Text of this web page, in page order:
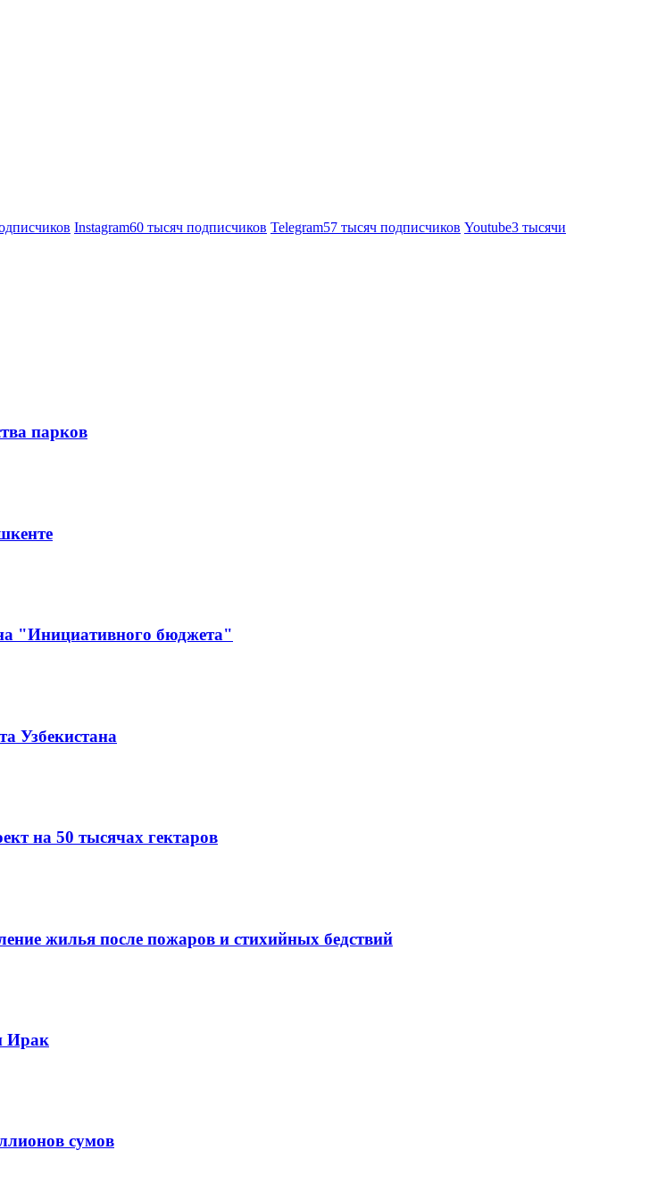
Instagram60 тысяч подписчиков Telegram57 тысяч подписчиков Youtube3 тысячи
парков
"Инициативного бюджета"
Узбекистана
на 50 тысячах гектаров
жилья после пожаров и стихийных бедствий
Ирак
сумов